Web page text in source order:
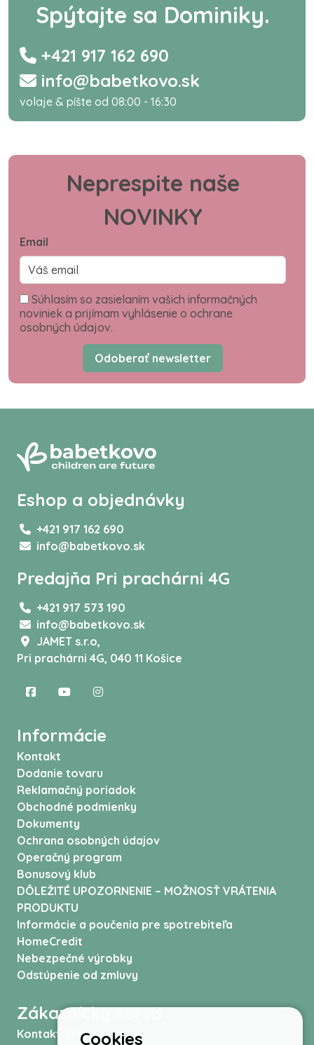
Spýtajte sa Dominiky.
+421 917 162 690
info@babetkovo.sk
volaje & píšte od 08:00 - 16:30
Neprespite naše
NOVINKY
Email
Súhlasím so zasielaním vašich informačných
noviniek a prijímam vyhlásenie o ochrane
osobných údajov.
Odoberať newsletter
Eshop a objednávky
+421 917 162 690
info@babetkovo.sk
Predajňa Pri prachárni 4G
+421 917 573 190
info@babetkovo.sk
JAMET s.r.o,
Pri prachárni 4G, 040 11 Košice
Informácie
Kontakt
Dodanie tovaru
Reklamačný poriadok
Obchodné podmienky
Dokumenty
Ochrana osobných údajov
Operačný program
Bonusový klub
DÔLEŽITÉ UPOZORNENIE – MOŽNOSŤ VRÁTENIA
PRODUKTU
Informácie a poučenia pre spotrebiteľa
HomeCredit
Nebezpečné výrobky
Odstúpenie od zmluvy
Zákaznícky servis
Kontaktujte násCookies